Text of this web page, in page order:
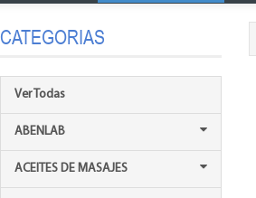
CATEGORIAS
Ver Todas
ABENLAB
ACEITES DE MASAJES